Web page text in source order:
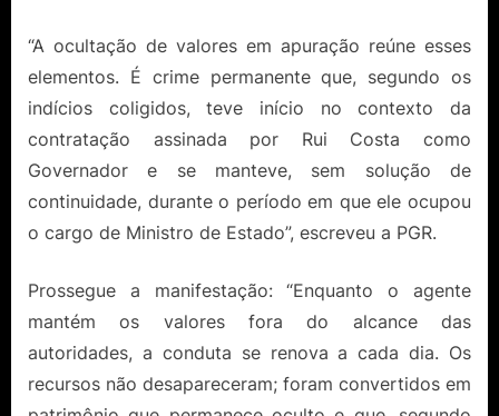
“A ocultação de valores em apuração reúne esses
elementos. É crime permanente que, segundo os
indícios coligidos, teve início no contexto da
contratação assinada por Rui Costa como
Governador e se manteve, sem solução de
continuidade, durante o período em que ele ocupou
o cargo de Ministro de Estado”, escreveu a PGR.
Prossegue a manifestação: “Enquanto o agente
mantém os valores fora do alcance das
autoridades, a conduta se renova a cada dia. Os
recursos não desapareceram; foram convertidos em